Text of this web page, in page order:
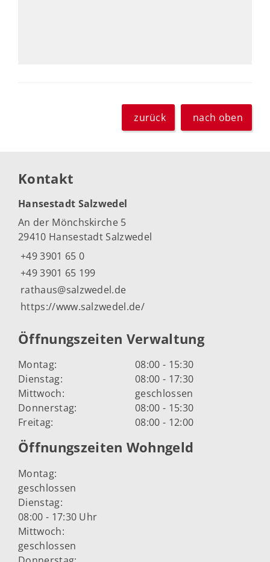
zurück nach oben
Kontakt
Hansestadt Salzwedel
An der Mönchskirche 5
29410 Hansestadt Salzwedel
+49 3901 65 0
+49 3901 65 199
rathaus@salzwedel.de
https://www.salzwedel.de/
Öffnungszeiten Verwaltung
Montag:
08:00 - 15:30
Dienstag:
08:00 - 17:30
Mittwoch:
geschlossen
Donnerstag:
08:00 - 15:30
Freitag:
08:00 - 12:00
Öffnungszeiten Wohngeld
Montag:
geschlossen
Dienstag:
08:00 - 17:30 Uhr
Mittwoch:
geschlossen